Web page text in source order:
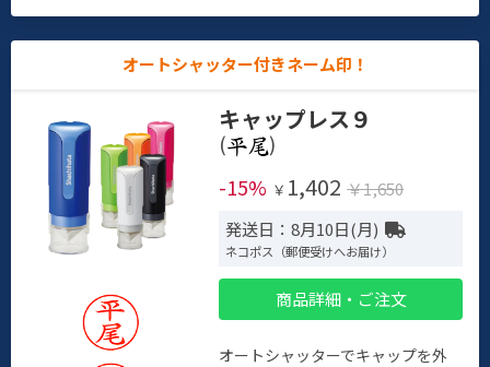
オートシャッター付きネーム印！
キャップレス９
(
)
-15% ￥ 1,402 ￥1,650
発送日：8月10日(月)
ネコポス（郵便受けへお届け）
商品詳細・ご注文
オートシャッターでキャップを外